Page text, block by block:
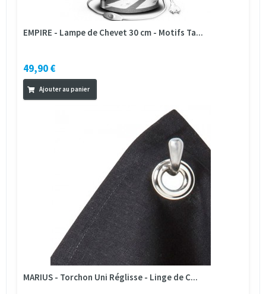
EMPIRE - Lampe de Chevet 30 cm - Motifs Ta...
49,90 €
Ajouter au panier
MARIUS - Torchon Uni Réglisse - Linge de C...